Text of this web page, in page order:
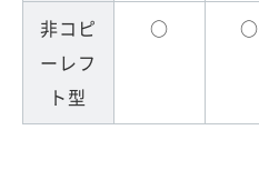
非コピ
ーレフ
ト型
○ ○